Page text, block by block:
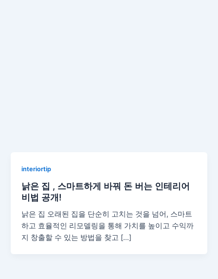
interiortip
낡은 집 , 스마트하게 바꿔 돈 버는 인테리어
비법 공개!
낡은 집 오래된 집을 단순히 고치는 것을 넘어, 스마트
하고 효율적인 리모델링을 통해 가치를 높이고 수익까
지 창출할 수 있는 방법을 찾고 […]